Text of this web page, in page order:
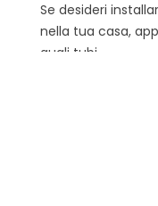
Se desideri
nella tua casa,
quali tubi...